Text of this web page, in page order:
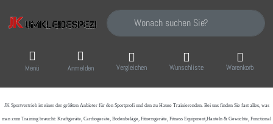
Geben Sie einen Suchbegriff ein. Während
Menü Anmelden Vergleichen Wunschliste Warenkorb
JK Sportvertrieb ist einer der größten Anbieter für den Sportprofi und den zu Hause Trainierenden. Bei uns finden Sie fast alles, was
man zum Training braucht: Kraftgeräte, Cardiogeräte, Bodenbeläge, Fitnessgeräte, Fitness Equipment,Hanteln & Gewichte, Functional